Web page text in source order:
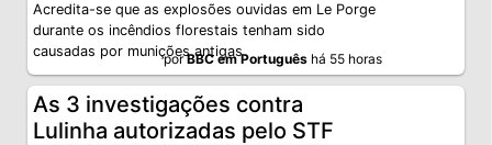
Acredita-se que as explosões ouvidas em Le Porge
durante os incêndios florestais tenham sido
causadas por munições antigas
porBBC em Português há 55 horas
As 3 investigações contra
Lulinha autorizadas pelo STF